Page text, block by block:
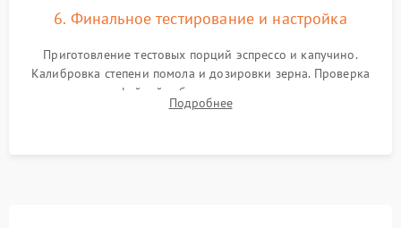
6. Финальное тестирование и настройка
Приготовление тестовых порций эспрессо и капучино.
Калибровка степени помола и дозировки зерна. Проверка
плотности кофейной таблетки, температуры напитка и
качества молочной пены. Контроль отсутствия посторонних
Подробнее